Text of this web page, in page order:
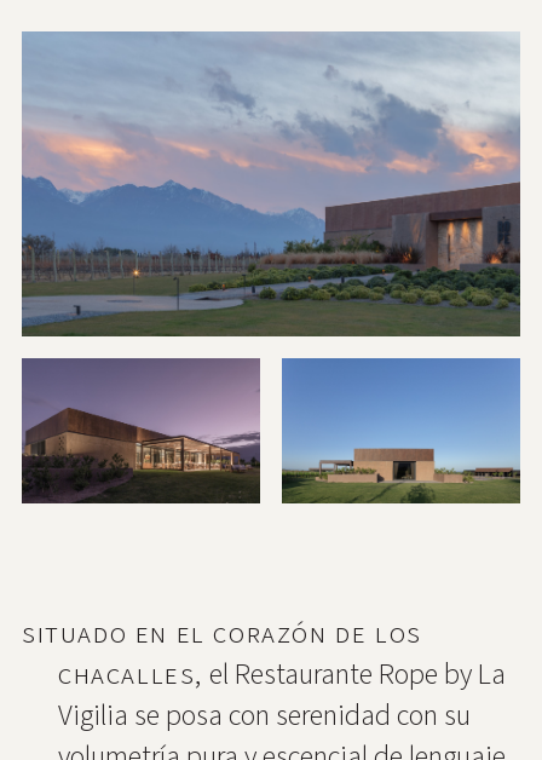
Situado en el corazón de Los
Chacalles, el Restaurante Rope by La
Vigilia se posa con serenidad con su